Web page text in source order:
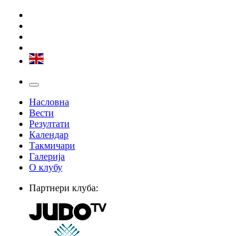
Насловна
Вести
Резултати
Календар
Такмичари
Галерија
О клубу
Партнери клуба: